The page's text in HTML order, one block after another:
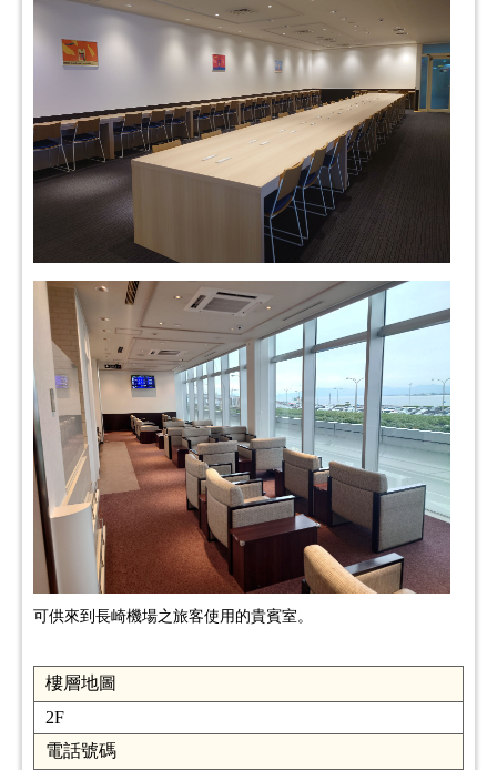
可供來到長崎機場之旅客使用的貴賓室。
樓層地圖
2F
電話號碼